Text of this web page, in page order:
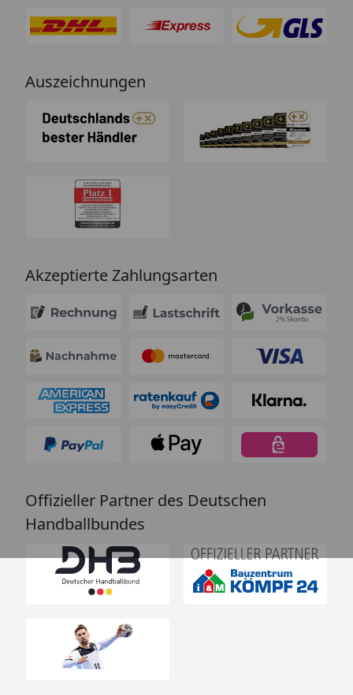
Auszeichnungen
Akzeptierte Zahlungsarten
Offizieller Partner des Deutschen
Handballbundes